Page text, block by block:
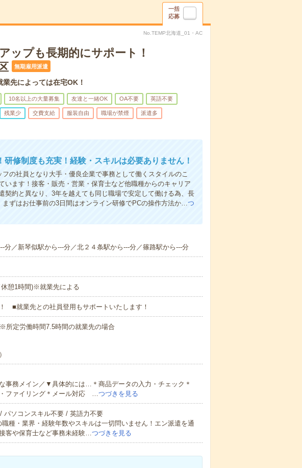
一括
応募
No.TEMP北海道_01・AC
ップも長期的にサポート！
無期雇用派遣
先によっては在宅OK！
10名以上の大量募集 友達と一緒OK OA不要 英語不要
残業少 交費支給 服装自由 職場が禁煙 派遣多
修制度も充実！経験・スキルは必要ありません！
の社員となり大手・優良企業で事務として働くスタイルのこ
います！接客・販売・営業・保育士など他職種からのキャリア
契約と異なり、3年を越えても同じ職場で安定して働ける為、長
ずはお仕事前の3日間はオンライン研修でPCの操作方法か…つ
分／新琴似駅から---分／北２４条駅から---分／篠路駅から---分
憩1時間)※就業先による
■就業先との社員登用もサポートいたします！
所定労働時間7.5時間の就業先の場合
事務メイン／▼具体的には…＊商品データの入力・チェック＊
ファイリング＊メール対応 …つづきを見る
パソコンスキル不要 / 英語力不要
職種・業界・経験年数やスキルは一切問いません！エン派遣を通
客や保育士など事務未経験…つづきを見る